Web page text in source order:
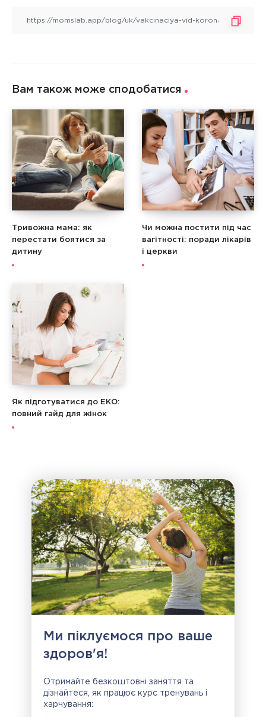
Вам також може сподобатися
Тривожна мама: як
перестати боятися за
дитину
Чи можна постити під час
вагітності: поради лікарів
і церкви
Як підготуватися до ЕКО:
повний гайд для жінок
Ми піклуємося про ваше
здоров'я!
Отримайте безкоштовні заняття та
дізнайтеся, як працює курс тренувань і
харчування: